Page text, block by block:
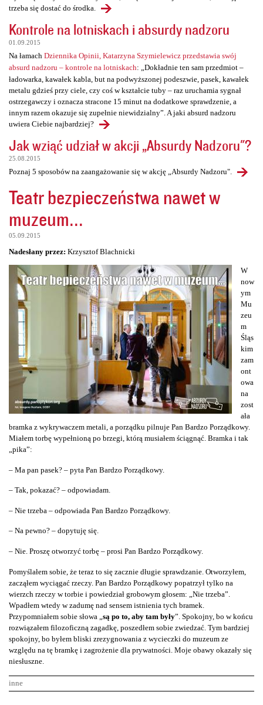
trzeba się dostać do środka.
Kontrole na lotniskach i absurdy nadzoru
01.09.2015
Na łamach Dziennika Opinii, Katarzyna Szymielewicz przedstawia swój
absurd nadzoru – kontrole na lotniskach: „Dokładnie ten sam przedmiot –
ładowarka, kawałek kabla, but na podwyższonej podeszwie, pasek, kawałek
metalu gdzieś przy ciele, czy coś w kształcie tuby – raz uruchamia sygnał
ostrzegawczy i oznacza stracone 15 minut na dodatkowe sprawdzenie, a
innym razem okazuje się zupełnie niewidzialny”. A jaki absurd nadzoru
uwiera Ciebie najbardziej?
Jak wziąć udział w akcji „Absurdy Nadzoru"?
25.08.2015
Poznaj 5 sposobów na zaangażowanie się w akcję „Absurdy Nadzoru".
Teatr bezpieczeństwa nawet w
muzeum...
05.09.2015
Nadesłany przez: Krzysztof Blachnicki
W
now
ym
Mu
zeu
m
Śląs
kim
zam
ont
owa
na
zost
ała
bramka z wykrywaczem metali, a porządku pilnuje Pan Bardzo Porządkowy.
Miałem torbę wypełnioną po brzegi, którą musiałem ściągnąć. Bramka i tak
„pika”:
– Ma pan pasek? – pyta Pan Bardzo Porządkowy.
– Tak, pokazać? – odpowiadam.
– Nie trzeba – odpowiada Pan Bardzo Porządkowy.
– Na pewno? – dopytuję się.
– Nie. Proszę otworzyć torbę – prosi Pan Bardzo Porządkowy.
Pomyślałem sobie, że teraz to się zacznie długie sprawdzanie. Otworzyłem,
zacząłem wyciągać rzeczy. Pan Bardzo Porządkowy popatrzył tylko na
wierzch rzeczy w torbie i powiedział grobowym głosem: „Nie trzeba”.
Wpadłem wtedy w zadumę nad sensem istnienia tych bramek.
Przypomniałem sobie słowa „ są po to, aby tam były”. Spokojny, bo w końcu
rozwiązałem filozoficzną zagadkę, poszedłem sobie zwiedzać. Tym bardziej
spokojny, bo byłem bliski zrezygnowania z wycieczki do muzeum ze
względu na tę bramkę i zagrożenie dla prywatności. Moje obawy okazały się
niesłuszne.
inne